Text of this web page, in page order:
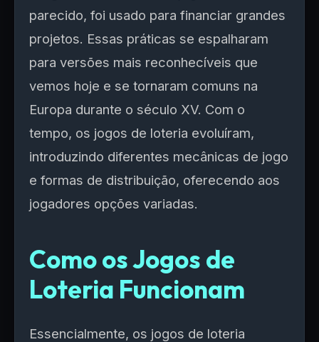
parecido, foi usado para financiar grandes
projetos. Essas práticas se espalharam
para versões mais reconhecíveis que
vemos hoje e se tornaram comuns na
Europa durante o século XV. Com o
tempo, os jogos de loteria evoluíram,
introduzindo diferentes mecânicas de jogo
e formas de distribuição, oferecendo aos
jogadores opções variadas.
Como os Jogos de
Loteria Funcionam
Essencialmente, os jogos de loteria